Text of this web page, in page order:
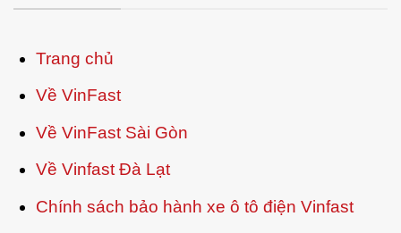
Trang chủ
Về VinFast
Về VinFast Sài Gòn
Về Vinfast Đà Lạt
Chính sách bảo hành xe ô tô điện Vinfast